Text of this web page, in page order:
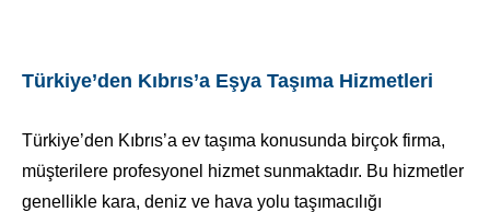
Türkiye’den Kıbrıs’a Eşya Taşıma Hizmetleri
Türkiye’den Kıbrıs’a ev taşıma konusunda birçok firma,
müşterilere profesyonel hizmet sunmaktadır. Bu hizmetler
genellikle kara, deniz ve hava yolu taşımacılığı